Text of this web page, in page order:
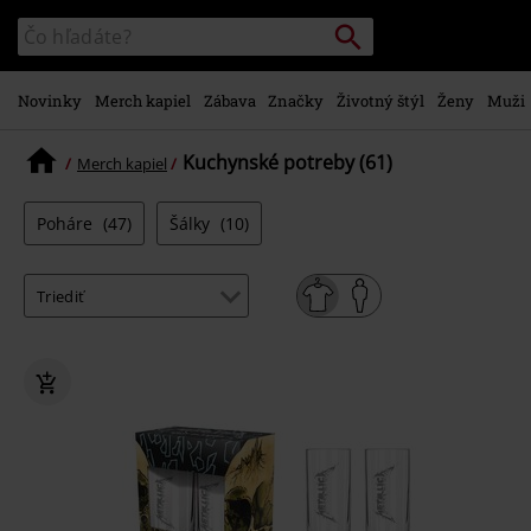
na
hlavný
obsah
Katalóg
vyhľadávania
Vyhľadávanie
Novinky Merch kapiel Zábava Značky Životný štýl Ženy Muži
Merch kapiel Kuchynské potreby (61)
Poháre (47) Šálky (10)